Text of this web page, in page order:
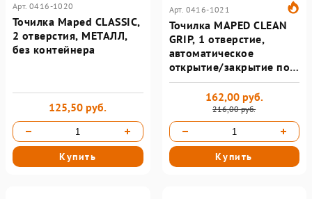
Арт. 0416-1020
Точилка Maped CLASSIC,
2 отверстия, МЕТАЛЛ,
без контейнера
125,50 руб.
Купить
Арт. 0416-1021
Точилка MAPED CLEAN
GRIP, 1 отверстие,
автоматическое
открытие/закрытие под
давлением карандаша
216,00 руб.
162,00 руб.
Купить